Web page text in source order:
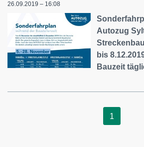
26.09.2019 – 16:08
Autozug
bis
Bauzeit
1